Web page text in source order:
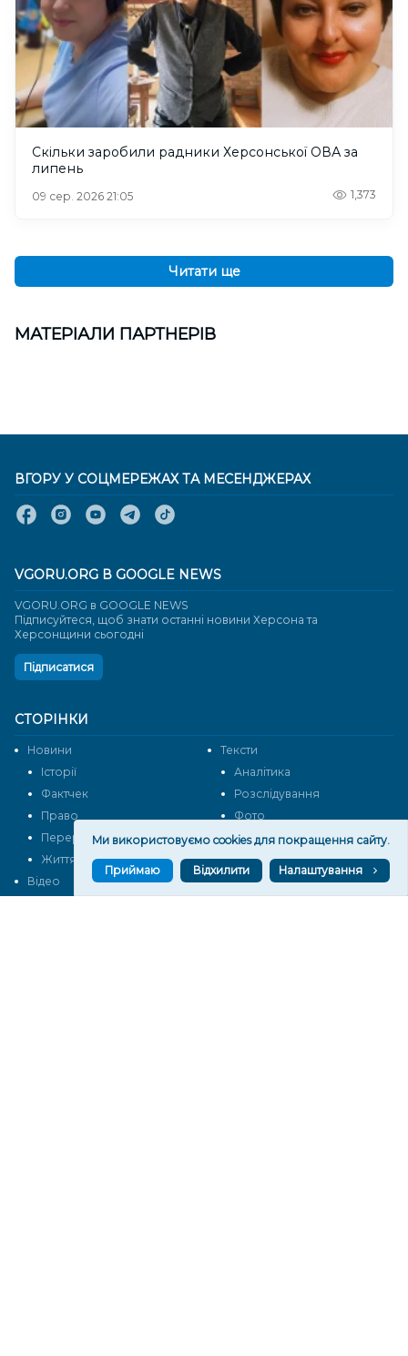
Скільки заробили радники Херсонської ОВА за
липень
09 сер. 2026 21:05 1,373
Читати ще
МАТЕРІАЛИ ПАРТНЕРІВ
СТОРІНКИ
Новини
Тексти
Історії
Аналітика
Фактчек
Розслідування
Право
Фото
Перерва на каву
Промо
Життя
Блоги
Відео
Архів
ВГОРУ У СОЦМЕРЕЖАХ ТА МЕСЕНДЖЕРАХ
VGORU.ORG В GOOGLE NEWS
VGORU.ORG в GOOGLE NEWS
Підписуйтеся, щоб знати останні новини Херсона та
Херсонщини сьогодні
Підписатися
Ми використовуємо cookies для покращення сайту.
Приймаю Відхилити Налаштування